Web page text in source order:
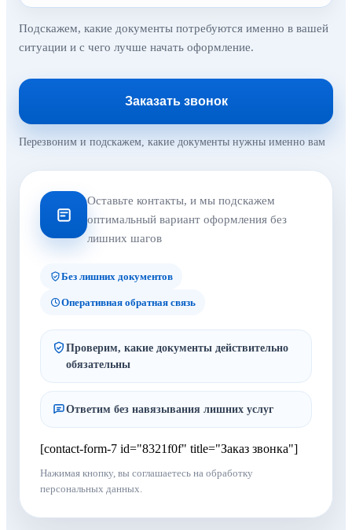
Подскажем, какие документы потребуются именно в вашей
ситуации и с чего лучше начать оформление.
Заказать звонок
Перезвоним и подскажем, какие документы нужны именно вам
Оставьте контакты, и мы подскажем
оптимальный вариант оформления без
лишних шагов
Без лишних документов
Оперативная обратная связь
Проверим, какие документы действительно
обязательны
Ответим без навязывания лишних услуг
[contact-form-7 id="8321f0f" title="Заказ звонка"]
Нажимая кнопку, вы соглашаетесь на обработку
персональных данных.